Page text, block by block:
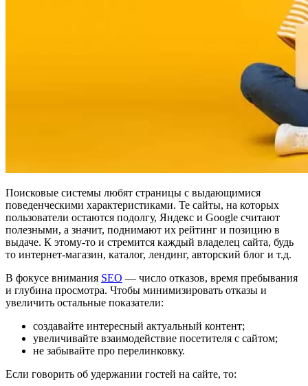
Поисковые системы любят страницы с выдающимися
поведенческими характеристиками. Те сайты, на которых
пользователи остаются подолгу, Яндекс и Google считают
полезными, а значит, поднимают их рейтинг и позицию в
выдаче. К этому-то и стремится каждый владелец сайта, будь
то интернет-магазин, каталог, лендинг, авторский блог и т.д.
В фокусе внимания SEO — число отказов, время пребывания
и глубина просмотра. Чтобы минимизировать отказы и
увеличить остальные показатели:
создавайте интересный актуальный контент;
увеличивайте взаимодействие посетителя с сайтом;
не забывайте про перелинковку.
Если говорить об удержании гостей на сайте, то: